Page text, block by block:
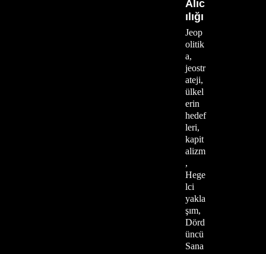
Alıc
ılığı
Jeop
olitik
a,
jeostr
ateji,
ülkel
erin
hedef
leri,
kapit
alizm
,
Hege
lci
yakla
şım,
Dörd
üncü
Sana